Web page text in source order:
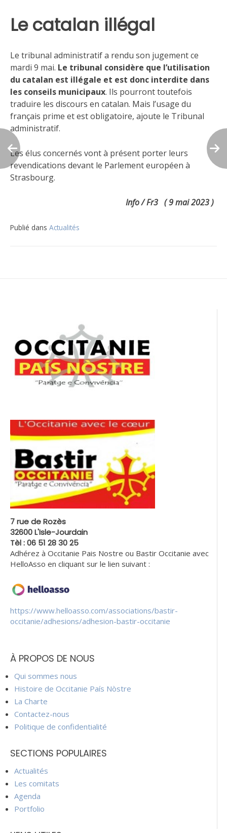
Le catalan illégal
Le tribunal administratif a rendu son jugement ce
mardi 9 mai. Le tribunal considère que l’utilisation
du catalan est illégale et est donc interdite dans
les conseils municipaux. Ils pourront toutefois
traduire les discours en catalan. Mais l’usage du
français prime et est obligatoire, ajoute le Tribunal
administratif.
Les élus concernés vont à présent porter leurs
revendications devant le Parlement européen à
Strasbourg.
Info / Fr3 ( 9 mai 2023 )
Publié dans Actualités
7 rue de Rozès
32600 L'Isle-Jourdain
Tèl : 06 51 28 30 25
Adhérez à Occitanie Pais Nostre ou Bastir Occitanie avec
HelloAsso en cliquant sur le lien suivant :
https://www.helloasso.com/associations/bastir-
occitanie/adhesions/adhesion-bastir-occitanie
À PROPOS DE NOUS
Qui sommes nous
Histoire de Occitanie País Nòstre
La Charte
Contactez-nous
Politique de confidentialité
SECTIONS POPULAIRES
Actualités
Les comitats
Agenda
Portfolio